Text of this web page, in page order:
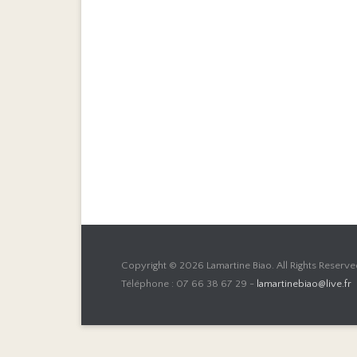
Copyright © 2026 Lamartine Biao . All Rights
Téléphone : 07 66 38 67 29 - lamartinebiao@live.fr